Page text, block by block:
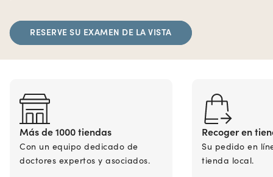
RESERVE SU EXAMEN DE LA VISTA
Más de 1000 tiendas
Con un equipo dedicado de
doctores expertos y asociados.
Recoger en
Su pedido en
tienda local.